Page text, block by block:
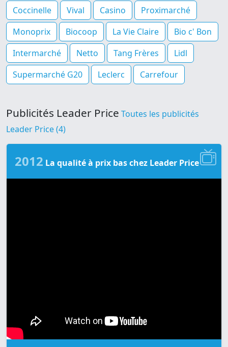
Coccinelle
Vival Casino
Proximarché
Monoprix
Biocoop La Vie Claire
Bio c' Bon
Intermarché
Netto Tang Frères
Lidl
Supermarché G20
Leclerc Carrefour
Publicités Leader Price Toutes les publicités
Leader Price (4)
2012 La qualité à prix bas chez Leader Price